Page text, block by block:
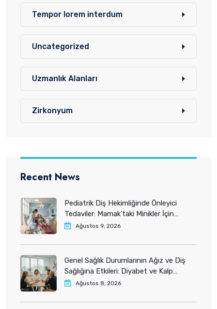
Tempor lorem interdum
Uncategorized
Uzmanlık Alanları
Zirkonyum
Recent News
Pediatrik Diş Hekimliğinde Önleyici
Tedaviler: Mamak’taki Minikler İçin
Sağlıklı Başlangıçlar 2026
Ağustos 9, 2026
Genel Sağlık Durumlarının Ağız ve Diş
Sağlığına Etkileri: Diyabet ve Kalp
Hastalıkları 2026
Ağustos 8, 2026